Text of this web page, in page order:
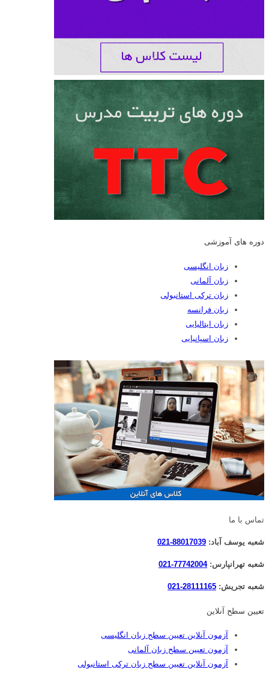
دوره های آموزشی
زبان انگلیسی
زبان آلمانی
زبان ترکی استانبولی
زبان فرانسه
زبان ایتالیایی
زبان اسپانیایی
تماس با ما
شعبه یوسف آباد: 88017039-021
شعبه تهرانپارس:77742004-021
شعبه تجریش: 28111165-021
تعیین سطح آنلاین
آزمون آنلاین تعیین سطح زبان انگلیسی
آزمون تعیین سطح زبان آلمانی
آزمون آنلاین تعیین سطح زبان ترکی استانبولی